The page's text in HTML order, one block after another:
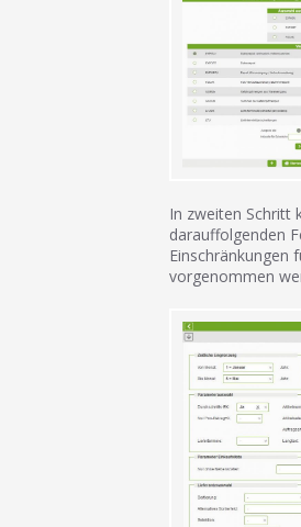
In zweiten Schritt
darauffolgenden
Einschränkungen
vorgenommen